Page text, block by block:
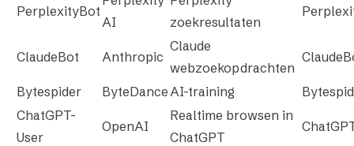
PerplexityBot
AI
zoekresultaten
ClaudeBot Anthropic
Claude
webzoekopdrachten
Bytespider ByteDanceAI-training
ChatGPT-
User
OpenAI
Realtime browsen in
ChatGPT